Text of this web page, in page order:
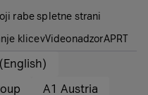
rabe spletne strani
klicevVideonadzorAPRT
A1 Austria